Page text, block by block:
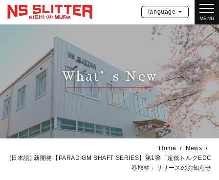
MENU
language
What’s New
Home
News
(日本語) 新開発【PARADIGM SHAFT SERIES】第1弾「超低トルクEDC
巻取軸」リリースのお知らせ